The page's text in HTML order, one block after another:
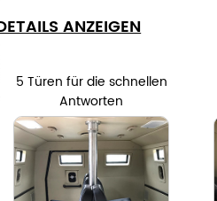
ANZEIGEN
5 Türen für die schnellen
Antworten